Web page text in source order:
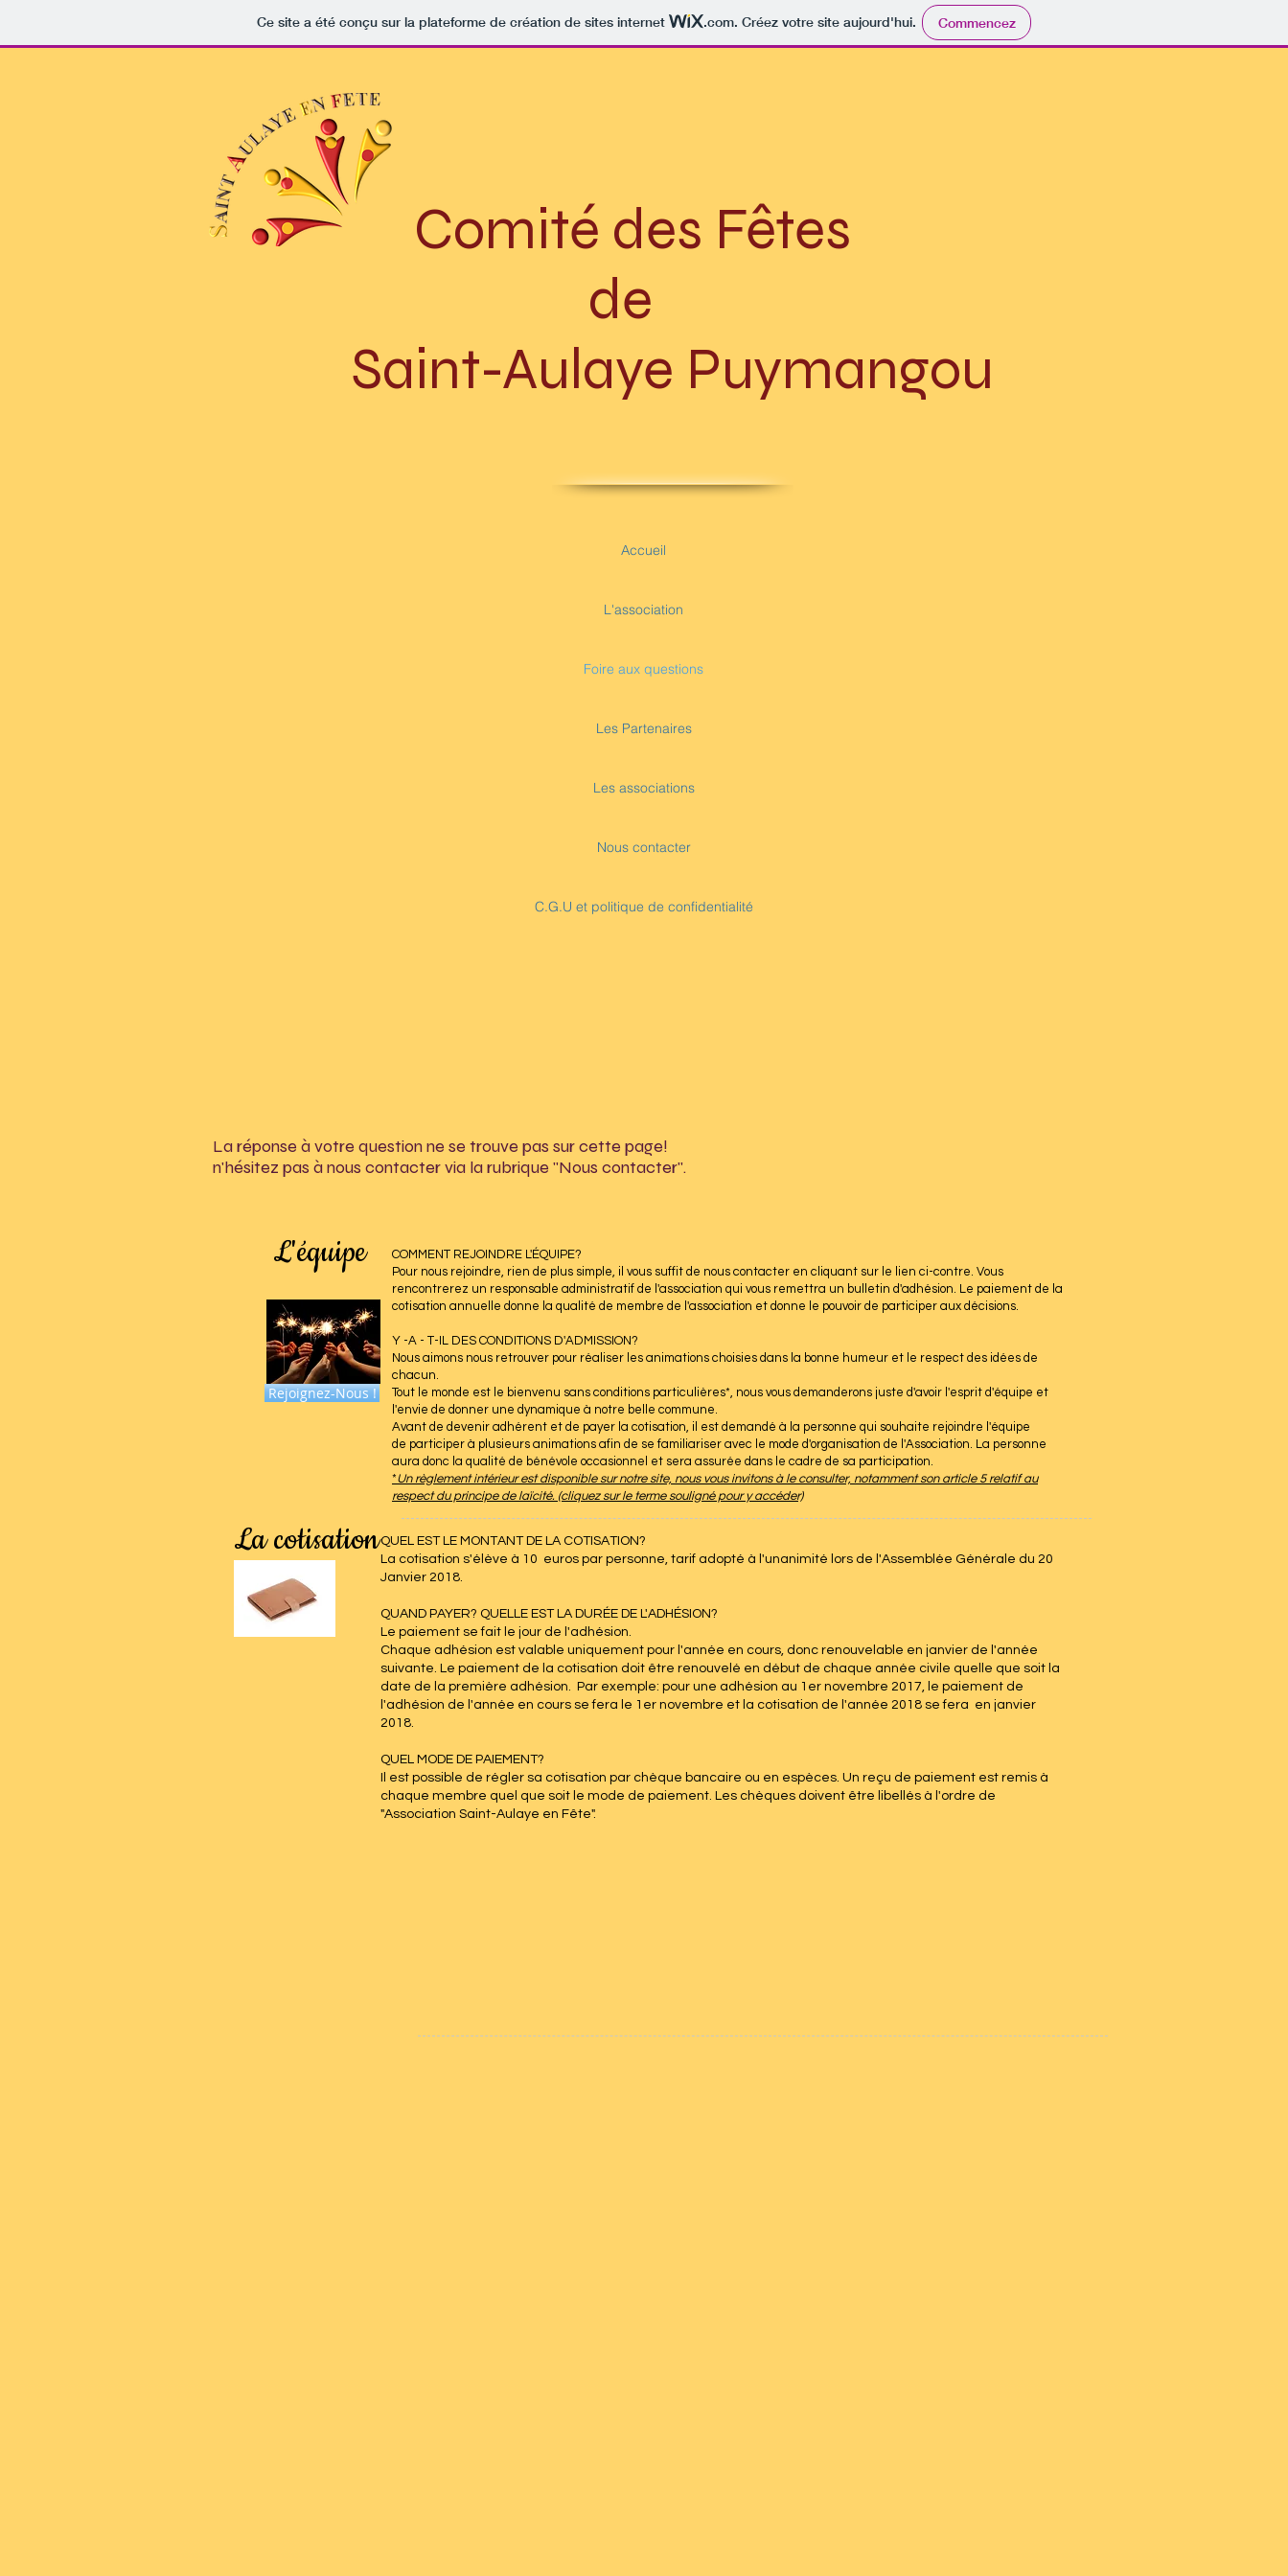
Ce site a été conçu sur la plateforme de création de sites internet .com. Créez votre site aujourd'hui. Commencez
Comité des Fêtes
de
Saint-Aulaye Puymangou
Accueil
L'association
Foire aux questions
Les Partenaires
Les associations
Nous contacter
C.G.U et politique de confidentialité
L'équipe
Rejoignez-Nous !
QUEL EST LE MONTANT DE LA COTISATION?
La cotisation s'élève à 10 euros par personne, tarif adopté à l'unanimité lors de l'Assemblée Générale du 20
Janvier 2018.
QUAND PAYER? QUELLE EST LA DURÉE DE L'ADHÉSION?
Le paiement se fait le jour de l'adhésion.
Chaque adhésion est valable uniquement pour l'année en cours, donc renouvelable en janvier de l'année
suivante. Le paiement de la cotisation doit être renouvelé en début de chaque année civile quelle que soit la
date de la première adhésion. Par exemple: pour une adhésion au 1er novembre 2017, le paiement de
l'adhésion de l'année en cours se fera le 1er novembre et la cotisation de l'année 2018 se fera en janvier
2018.
QUEL MODE DE PAIEMENT?
Il est possible de régler sa cotisation par chèque bancaire ou en espèces. Un reçu de paiement est remis à
chaque membre quel que soit le mode de paiement. Les chèques doivent être libellés à l'ordre de
"Association Saint-Aulaye en Fête".
La cotisation
COMMENT REJOINDRE L'ÉQUIPE?
Pour nous rejoindre, rien de plus simple, il vous suffit de nous contacter en cliquant sur le lien ci-contre. Vous
rencontrerez un responsable administratif de l'association qui vous remettra un bulletin d'adhésion. Le paiement de la
cotisation annuelle donne la qualité de membre de l'association et donne le pouvoir de participer aux décisions.
Y -A - T-IL DES CONDITIONS D'ADMISSION?
Nous aimons nous retrouver pour réaliser les animations choisies dans la bonne humeur et le respect des idées de
chacun.
Tout le monde est le bienvenu sans conditions particulières*, nous vous demanderons juste d'avoir l'esprit d'équipe et
l'envie de donner une dynamique à notre belle commune.
Avant de devenir adhérent et de payer la cotisation, il est demandé à la personne qui souhaite rejoindre l'équipe
de participer à plusieurs animations afin de se familiariser avec le mode d'organisation de l'Association. La personne
aura donc la qualité de bénévole occasionnel et sera assurée dans le cadre de sa participation.
*Un règlement intérieur est disponible sur notre site, nous vous invitons à le consulter, notamment son article 5 relatif au
respect du principe de laïcité. (cliquez sur le terme souligné pour y accéder)
La réponse à votre question ne se trouve pas sur cette page!
n'hésitez pas à nous contacter via la rubrique "Nous contacter".